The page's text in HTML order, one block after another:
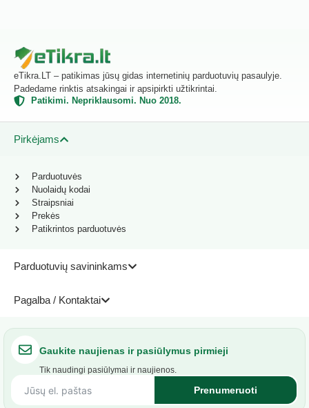
eTikra.LT – patikimas jūsų gidas internetinių parduotuvių pasaulyje.
Padedame rinktis atsakingai ir apsipirkti užtikrintai.
Patikimi. Nepriklausomi. Nuo 2018.
Pirkėjams
Parduotuvių savininkams
Pagalba / Kontaktai
Parduotuvės
Nuolaidų kodai
Straipsniai
Prekės
Patikrintos parduotuvės
Gaukite naujienas ir pasiūlymus pirmieji
Tik naudingi pasiūlymai ir naujienos.
Prenumeruoti